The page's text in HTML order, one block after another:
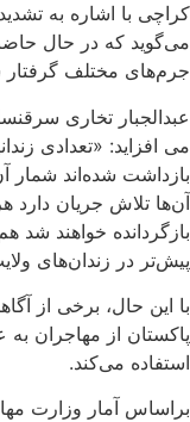
کراچی با اشاره به
می‌گوید که در حال
جرم‌های مختلف گرفتار
عبدالجبار تخاری
می افزاید: «تعدادی
بازداشت شده‌اند شمار
آن‌ها تلاش جریان دارد
بازگردانده خواهند شد
پیش‌تر در زندان‌های
با این حال، برخی از
پاکستان از مهاجران
استفاده می‌کند.